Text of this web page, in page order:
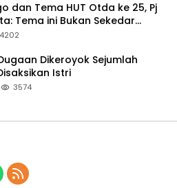
dan Tema HUT Otda ke 25, Pj
Tema ini Bukan Sekedar
4202
Dikeroyok Sejumlah
Istri
3574